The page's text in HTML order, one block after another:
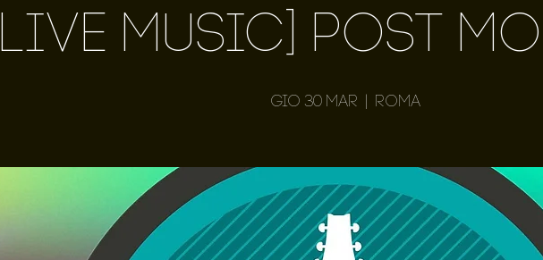
[Live Music] Post
gio 30 mar Roma